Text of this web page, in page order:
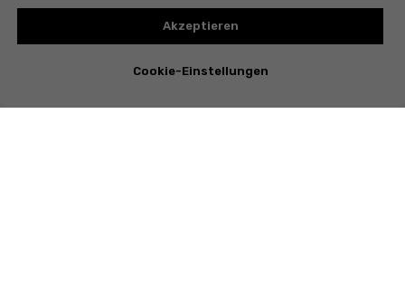
Akzeptieren
Cookie-Einstellungen